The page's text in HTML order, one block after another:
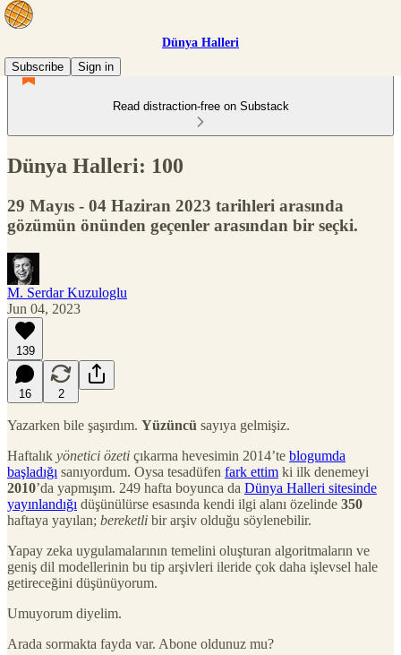
Dünya Halleri
Subscribe
Sign in
Read distraction-free on Substack
Dünya Halleri: 100
29 Mayıs - 04 Haziran 2023 tarihleri arasında
gözümün önünden geçenler arasından bir seçki.
M. Serdar Kuzuloglu
Jun 04, 2023
139
16 2
Yazarken bile şaşırdım. Yüzüncü sayıya gelmişiz.
Haftalık yönetici özeti çıkarma hevesimin 2014’te blogumda
başladığı sanıyordum. Oysa tesadüfen fark ettim ki ilk denemeyi
2010’da yapmışım. 249 hafta boyunca da Dünya Halleri sitesinde
yayınlandığı düşünülürse esasında kendi ilgi alanı özelinde 350
haftaya yayılan; bereketli bir arşiv olduğu söylenebilir.
Yapay zeka uygulamalarının temelini oluşturan algoritmaların ve
geniş dil modellerinin bu tip arşivleri ileride çok daha işlevsel hale
getireceğini düşünüyorum.
Umuyorum diyelim.
Arada sormakta fayda var. Abone oldunuz mu?